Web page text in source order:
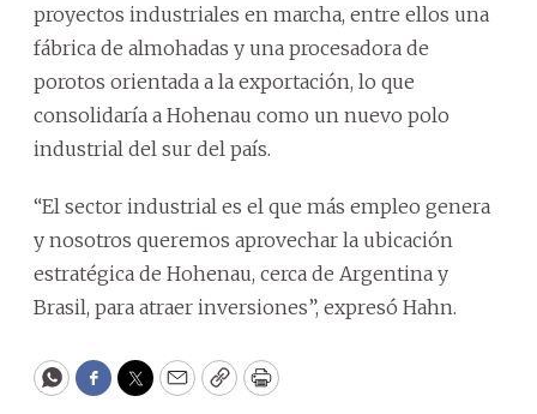
proyectos industriales en marcha, entre ellos una
fábrica de almohadas y una procesadora de
porotos orientada a la exportación, lo que
consolidaría a Hohenau como un nuevo polo
industrial del sur del país.
“El sector industrial es el que más empleo genera
y nosotros queremos aprovechar la ubicación
estratégica de Hohenau, cerca de Argentina y
Brasil, para atraer inversiones”, expresó Hahn.
WhatsApp
Facebook
Twitter
EmailCopyPrint